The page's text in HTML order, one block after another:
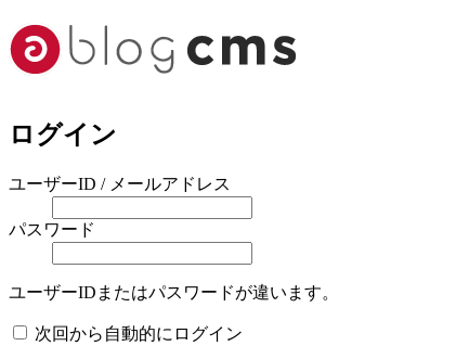
ログイン
ユーザーID / メールアドレス
パスワード
ユーザーIDまたはパスワードが違います。
次回から自動的にログイン